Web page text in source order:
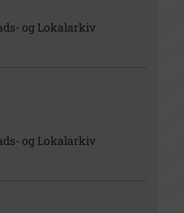
og Lokalarkiv
og Lokalarkiv